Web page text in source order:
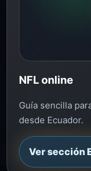
NFL online
Guía sencilla
desde Ecuador.
Ver sección